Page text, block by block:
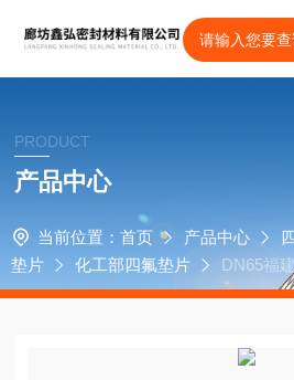
PRODUCT
产品中心
当前位置： 首页 产品中心
垫片
化工部四氟垫片
DN65福建
氟法兰垫片